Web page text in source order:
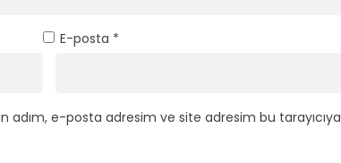
E-posta *
adım, e-posta adresim ve site adresim bu tarayıcıya